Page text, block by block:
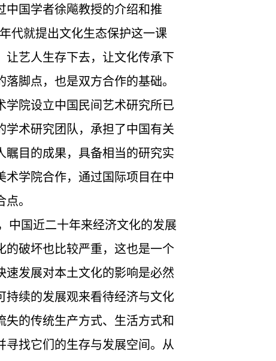
中国学者徐飚教授的介绍和推
代就提出文化生态保护这一课
让艺人生存下去，让文化传承下
脚点，也是双方合作的基础。
学院设立中国民间艺术研究所已
学术研究团队，承担了中国有关
瞩目的成果，具备相当的研究实
术学院合作，通过国际项目在中
。
中国近二十年来经济文化的发展
的破坏也比较严重，这也是一个
速发展对本土文化的影响是必然
持续的发展观来看待经济与文化
失的传统生产方式、生活方式和
寻找它们的生存与发展空间。从